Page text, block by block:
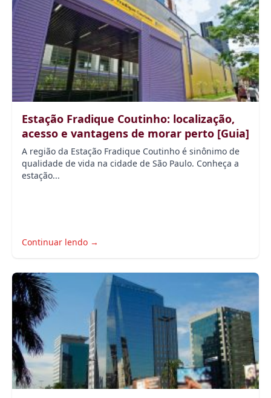
Estação Fradique Coutinho: localização,
acesso e vantagens de morar perto [Guia]
A região da Estação Fradique Coutinho é sinônimo de
qualidade de vida na cidade de São Paulo. Conheça a
estação...
Continuar lendo →